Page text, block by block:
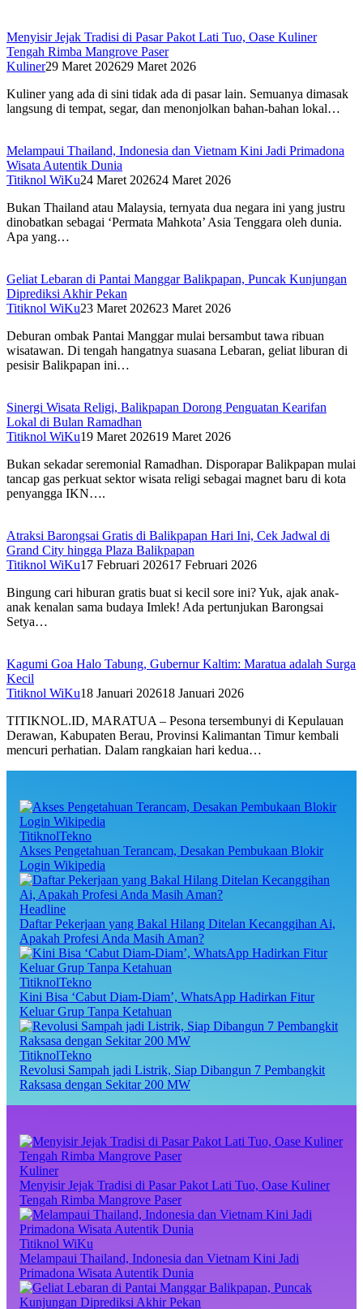
Menyisir Jejak Tradisi di Pasar Pakot Lati Tuo, Oase Kuliner
Tengah Rimba Mangrove Paser
Kuliner29 Maret 202629 Maret 2026
Kuliner yang ada di sini tidak ada di pasar lain. Semuanya dimasak
langsung di tempat, segar, dan menonjolkan bahan-bahan lokal…
Melampaui Thailand, Indonesia dan Vietnam Kini Jadi Primadona
Wisata Autentik Dunia
Titiknol WiKu24 Maret 202624 Maret 2026
Bukan Thailand atau Malaysia, ternyata dua negara ini yang justru
dinobatkan sebagai ‘Permata Mahkota’ Asia Tenggara oleh dunia.
Apa yang…
Geliat Lebaran di Pantai Manggar Balikpapan, Puncak Kunjungan
Diprediksi Akhir Pekan
Titiknol WiKu23 Maret 202623 Maret 2026
Deburan ombak Pantai Manggar mulai bersambut tawa ribuan
wisatawan. Di tengah hangatnya suasana Lebaran, geliat liburan di
pesisir Balikpapan ini…
Sinergi Wisata Religi, Balikpapan Dorong Penguatan Kearifan
Lokal di Bulan Ramadhan
Titiknol WiKu19 Maret 202619 Maret 2026
Bukan sekadar seremonial Ramadhan. Disporapar Balikpapan mulai
tancap gas perkuat sektor wisata religi sebagai magnet baru di kota
penyangga IKN….
Atraksi Barongsai Gratis di Balikpapan Hari Ini, Cek Jadwal di
Grand City hingga Plaza Balikpapan
Titiknol WiKu17 Februari 202617 Februari 2026
Bingung cari hiburan gratis buat si kecil sore ini? Yuk, ajak anak-
anak kenalan sama budaya Imlek! Ada pertunjukan Barongsai
Setya…
Kagumi Goa Halo Tabung, Gubernur Kaltim: Maratua adalah Surga
Kecil
Titiknol WiKu18 Januari 202618 Januari 2026
TITIKNOL.ID, MARATUA – Pesona tersembunyi di Kepulauan
Derawan, Kabupaten Berau, Provinsi Kalimantan Timur kembali
mencuri perhatian. Dalam rangkaian hari kedua…
TitiknolTekno
Akses Pengetahuan Terancam, Desakan Pembukaan Blokir
Login Wikipedia
Headline
Daftar Pekerjaan yang Bakal Hilang Ditelan Kecanggihan Ai,
Apakah Profesi Anda Masih Aman?
TitiknolTekno
Kini Bisa ‘Cabut Diam-Diam’, WhatsApp Hadirkan Fitur
Keluar Grup Tanpa Ketahuan
TitiknolTekno
Revolusi Sampah jadi Listrik, Siap Dibangun 7 Pembangkit
Raksasa dengan Sekitar 200 MW
Kuliner
Menyisir Jejak Tradisi di Pasar Pakot Lati Tuo, Oase Kuliner
Tengah Rimba Mangrove Paser
Titiknol WiKu
Melampaui Thailand, Indonesia dan Vietnam Kini Jadi
Primadona Wisata Autentik Dunia